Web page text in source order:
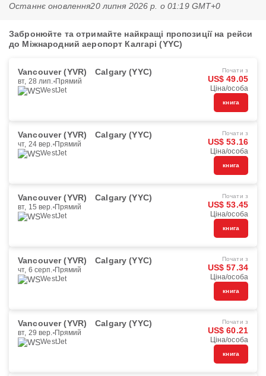
Останнє оновлення20 липня 2026 р. о 01:19 GMT+0
Забронюйте та отримайте найкращі пропозиції на рейси
до Міжнародний аеропорт Калгарі (YYC)
Vancouver (YVR) Calgary (YYC)
вт, 28 лип. Прямий
WestJet
Почати з
US$ 49.05
Ціна/особа
книга
Vancouver (YVR) Calgary (YYC)
чт, 24 вер. Прямий
WestJet
Почати з
US$ 53.16
Ціна/особа
книга
Vancouver (YVR) Calgary (YYC)
вт, 15 вер. Прямий
WestJet
Почати з
US$ 53.45
Ціна/особа
книга
Vancouver (YVR) Calgary (YYC)
чт, 6 серп. Прямий
WestJet
Почати з
US$ 57.34
Ціна/особа
книга
Vancouver (YVR) Calgary (YYC)
вт, 29 вер. Прямий
WestJet
Почати з
US$ 60.21
Ціна/особа
книга